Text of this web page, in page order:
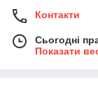
Контакти
Сьогодні
Показати